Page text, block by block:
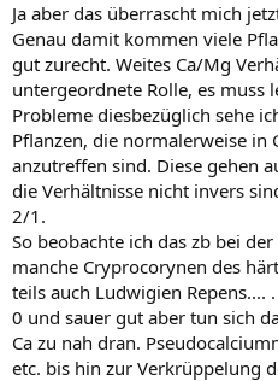
Ja aber das überrascht mich
Genau damit kommen viele
gut zurecht. Weites Ca/Mg
untergeordnete Rolle, es muss
Probleme diesbezüglich sehe
Pflanzen, die normalerweise in
anzutreffen sind. Diese gehen
die Verhältnisse nicht invers
2/1.
So beobachte ich das zb bei
manche Cryprocorynen des
teils auch Ludwigien Repens....
0 und sauer gut aber tun sich
Ca zu nah dran.
etc. bis hin zur Verkrüppelung